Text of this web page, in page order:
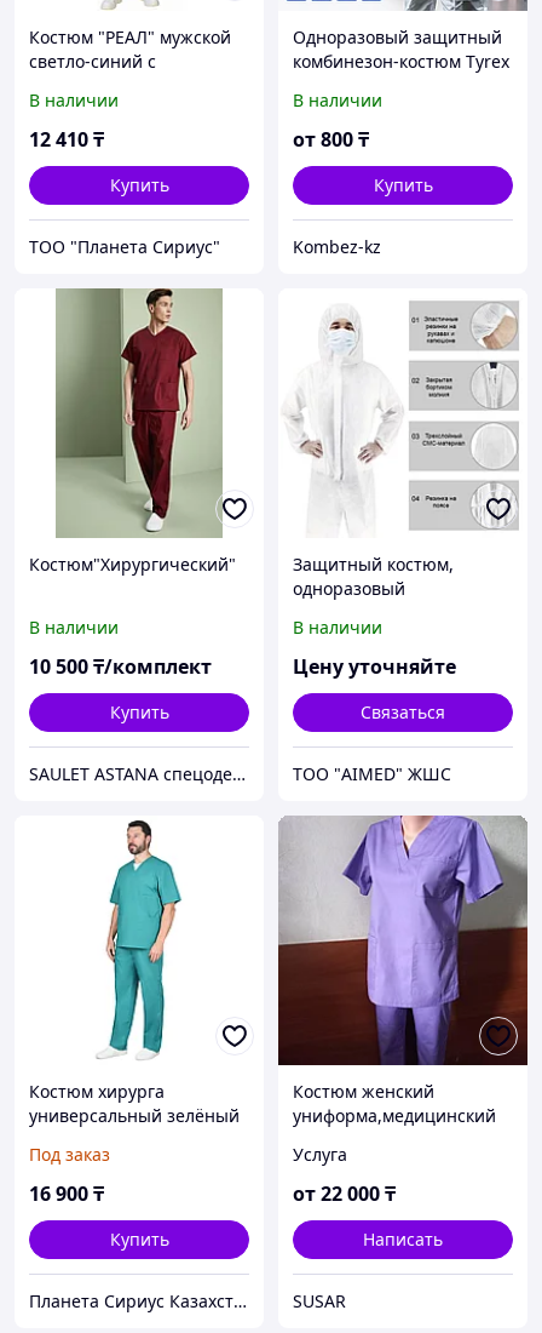
Костюм "РЕАЛ" мужской
светло-синий с
В наличии
12 410₸
Купить
ТОО "Планета Сириус"
Одноразовый защитный
комбинезон-костюм Tyrex
В наличии
от800₸
Купить
Kombez-kz
Костюм"Хирургический"
В наличии
10 500₸/комплект
Купить
SAULET ASTANA спецодежда
Защитный костюм,
одноразовый
В наличии
Цену уточняйте
Связаться
ТОО "AIMED" ЖШС
Костюм хирурга
универсальный зелёный
Под заказ
16 900₸
Купить
Планета Сириус Казахстан
Костюм женский
униформа,медицинский
Услуга
от22 000₸
Написать
SUSAR